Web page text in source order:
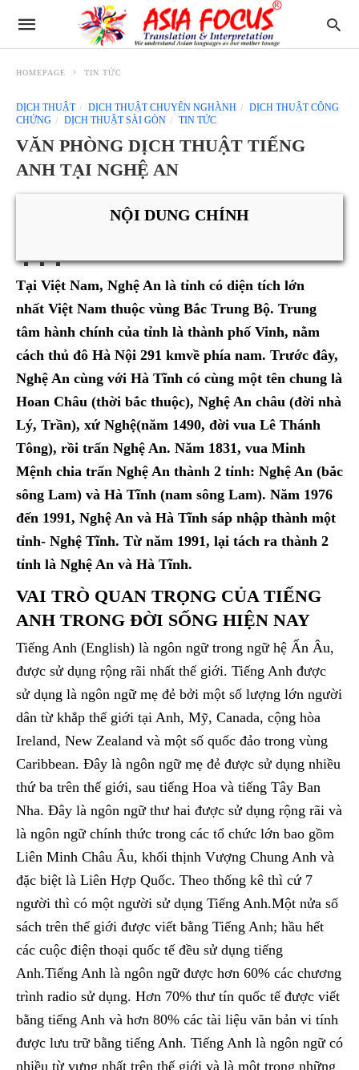
HOMEPAGE TIN TỨC
DỊCH THUẬT DỊCH THUẬT CHUYÊN NGHÀNH
DỊCH THUẬT CÔNG
CHỨNG
DỊCH THUẬT SÀI GÒN TIN TỨC
VĂN PHÒNG DỊCH THUẬT TIẾNG
ANH TẠI NGHỆ AN
NỘI DUNG CHÍNH
Tại Việt Nam, Nghệ An là tỉnh có diện tích lớn
nhất Việt Nam thuộc vùng Bắc Trung Bộ. Trung
tâm hành chính của tỉnh là thành phố Vinh, nằm
cách thủ đô Hà Nội 291 kmvề phía nam. Trước đây,
Nghệ An cùng với Hà Tĩnh có cùng một tên chung là
Hoan Châu (thời bắc thuộc), Nghệ An châu (đời nhà
Lý, Trần), xứ Nghệ(năm 1490, đời vua Lê Thánh
Tông), rồi trấn Nghệ An. Năm 1831, vua Minh
Mệnh chia trấn Nghệ An thành 2 tỉnh: Nghệ An (bắc
sông Lam) và Hà Tĩnh (nam sông Lam). Năm 1976
đến 1991, Nghệ An và Hà Tĩnh sáp nhập thành một
tỉnh- Nghệ Tĩnh. Từ năm 1991, lại tách ra thành 2
tỉnh là Nghệ An và Hà Tĩnh.
VAI TRÒ QUAN TRỌNG CỦA TIẾNG
ANH TRONG ĐỜI SỐNG HIỆN NAY
Tiếng Anh (English) là ngôn ngữ trong ngữ hệ Ấn Âu,
được sử dụng rộng rãi nhất thế giới. Tiếng Anh được
sử dụng là ngôn ngữ mẹ đẻ bởi một số lượng lớn người
dân từ khắp thế giới tại Anh, Mỹ, Canada, cộng hòa
Ireland, New Zealand và một số quốc đảo trong vùng
Caribbean. Đây là ngôn ngữ mẹ đẻ được sử dụng nhiều
thứ ba trên thế giới, sau tiếng Hoa và tiếng Tây Ban
Nha. Đây là ngôn ngữ thư hai được sử dụng rộng rãi và
là ngôn ngữ chính thức trong các tổ chức lớn bao gồm
Liên Minh Châu Âu, khối thịnh Vượng Chung Anh và
đặc biệt là Liên Hợp Quốc. Theo thống kê thì cứ 7
người thì có một người sử dụng Tiếng Anh.Một nửa số
sách trên thế giới được viết bằng Tiếng Anh; hầu hết
các cuộc điện thoại quốc tế đều sử dụng tiếng
Anh.Tiếng Anh là ngôn ngữ được hơn 60% các chương
trình radio sử dụng. Hơn 70% thư tín quốc tế được viết
bằng tiếng Anh và hơn 80% các tài liệu văn bản vi tính
được lưu trữ bằng tiếng Anh. Tiếng Anh là ngôn ngữ có
nhiều từ vựng nhất trên thế giới và là một trong những